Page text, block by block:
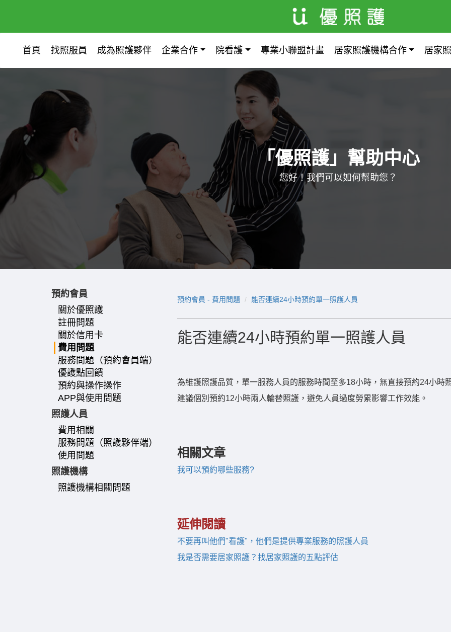
首頁 找照服員 成為照護夥伴 企業合作 院看護 專業小聯盟計畫 居家照護機構合作 居家
「優照護」幫助中心
您好！我們可以如何幫助您？
預約會員
關於優照護
註冊問題
關於信用卡
費用問題
服務問題（預約會員端）
優護點回饋
預約與操作操作
APP與使用問題
照護人員
費用相關
服務問題（照護夥伴端）
使用問題
照護機構
照護機構相關問題
預約會員 - 費用問題 能否連續24小時預約單一照護人員
能否連續24小時預約單一照護人員
為維護照護品質，單一服務人員的服務時間至多18小時，無直接預約24小時
建議個別預約12小時兩人輪替照護，避免人員過度勞累影響工作效能。
相關文章
我可以預約哪些服務?
延伸閱讀
不要再叫他們"看護"，他們是提供專業服務的照護人員
我是否需要居家照護？找居家照護的五點評估